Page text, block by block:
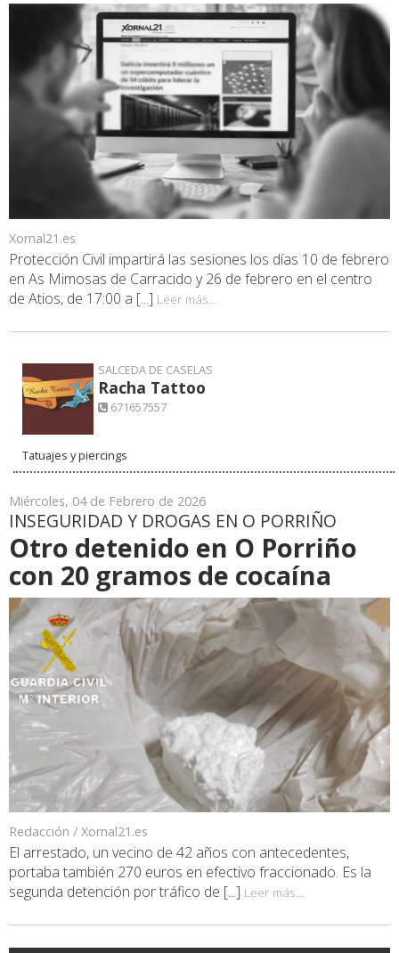
Xornal21.es
Protección Civil impartirá las sesiones los días 10 de febrero
en As Mimosas de Carracido y 26 de febrero en el centro
de Atios, de 17:00 a [...] Leer más...
SALCEDA DE CASELAS
Racha Tattoo
671657557
Tatuajes y piercings
Miércoles, 04 de Febrero de 2026
INSEGURIDAD Y DROGAS EN O PORRIÑO
Otro detenido en O Porriño
con 20 gramos de cocaína
Redacción / Xornal21.es
El arrestado, un vecino de 42 años con antecedentes,
portaba también 270 euros en efectivo fraccionado. Es la
segunda detención por tráfico de [...] Leer más...